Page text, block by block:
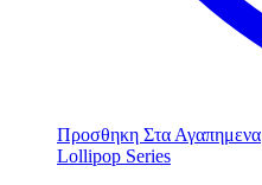
Προσθηκη Στα Αγαπημενα
Lollipop Series